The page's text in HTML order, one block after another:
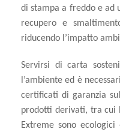
di stampa a freddo e ad
recupero e
riducendo l’impatto
Servirsi di carta
l’ambiente ed è
certificati di garanzia
prodotti derivati, tra cui
Extreme sono